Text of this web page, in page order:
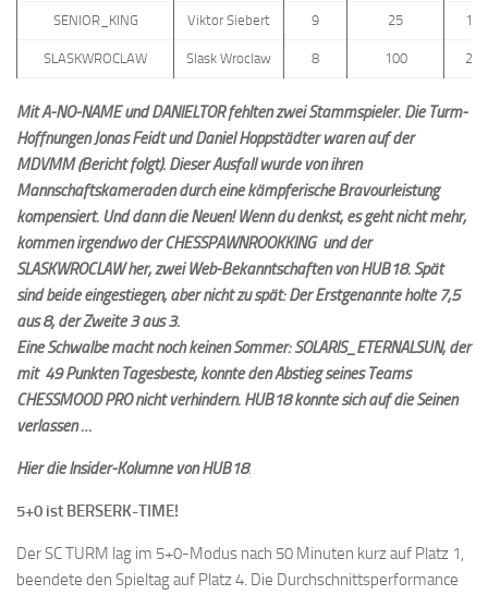
SENIOR_KING Viktor Siebert 9 25
SLASKWROCLAW Slask Wroclaw 8 100
Mit A-NO-NAME und DANIELTOR fehlten zwei Stammspieler. Die Turm-
Hoffnungen Jonas Feidt und Daniel Hoppstädter waren auf der
MDVMM (Bericht folgt). Dieser Ausfall wurde von ihren
Mannschaftskameraden durch eine kämpferische Bravourleistung
kompensiert. Und dann die Neuen! Wenn du denkst, es geht nicht mehr,
kommen irgendwo der CHESSPAWNROOKKING und der
SLASKWROCLAW her, zwei Web-Bekanntschaften von HUB18. Spät
sind beide eingestiegen, aber nicht zu spät: Der Erstgenannte holte 7,5
aus 8, der Zweite 3 aus 3.
Eine Schwalbe macht noch keinen Sommer: SOLARIS_ETERNALSUN, der
mit 49 Punkten Tagesbeste, konnte den Abstieg seines Teams
CHESSMOOD PRO nicht verhindern. HUB18 konnte sich auf die Seinen
verlassen …
Hier die Insider-Kolumne von HUB18.
5+0 ist BERSERK-TIME!
Der SC TURM lag im 5+0-Modus nach 50 Minuten kurz auf Platz 1,
beendete den Spieltag auf Platz 4. Die Durchschnittsperformance